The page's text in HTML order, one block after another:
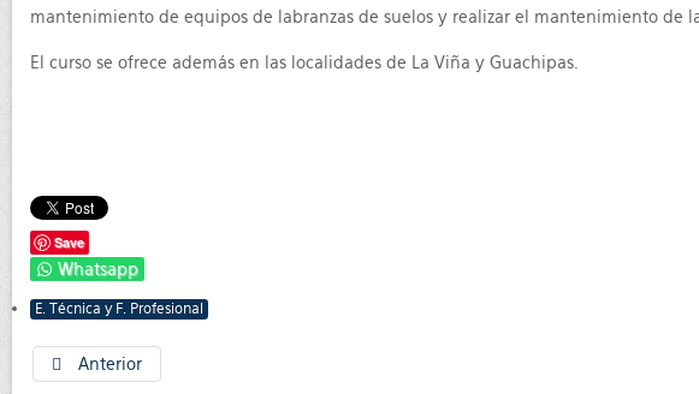
mantenimiento de equipos de labranzas de suelos y realizar el mantenimiento de
El curso se ofrece además en las localidades de La Viña y Guachipas.
Save
Whatsapp
E. Técnica y F. Profesional
Anterior